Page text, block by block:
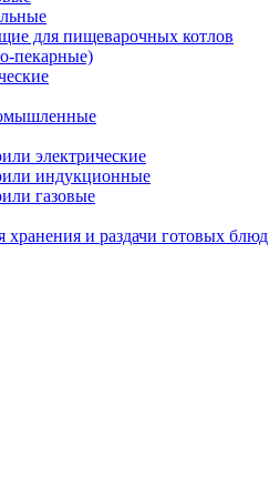
для пищеварочных котлов
пекарные)
электрические
индукционные
газовые
хранения и раздачи готовых блюд